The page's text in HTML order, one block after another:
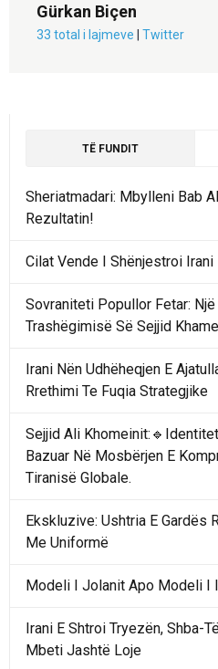
Gürkan Biçen
33 total i lajmeve Twitter
TË FUNDIT
Sheriatmadari: Mbylleni Bab
Rezultatin!
Cilat Vende I Shënjestroi Irani
Sovraniteti Popullor Fetar: Një
Trashëgimisë Së Sejjid
Irani Nën Udhëheqjen E
Rrethimi Te Fuqia Strategjike
Sejjid Ali
Bazuar Në Mosbërjen E
Tiranisë Globale.
Ekskluzive: Ushtria E Gardës
Me Uniformë
Modeli I Jolanit Apo Modeli I
Irani E Shtroi Tryezën, Shba-
Mbeti Jashtë Loje